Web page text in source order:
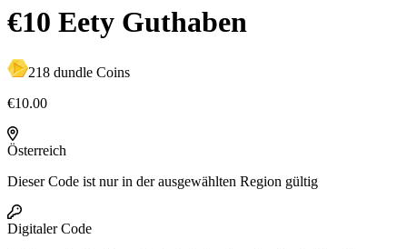
€10 Eety Guthaben
218 dundle Coins
€10.00
Österreich
Dieser Code ist nur in der ausgewählten Region gültig
Digitaler Code